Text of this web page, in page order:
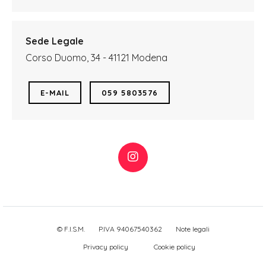
Sede Legale
Corso Duomo, 34 - 41121 Modena
E-MAIL 059 5803576
© F.I.S.M. P.IVA 94067540362
Note legali
Privacy policy
Cookie policy